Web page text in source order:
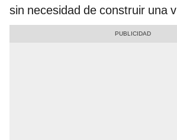
sin necesidad de construir una